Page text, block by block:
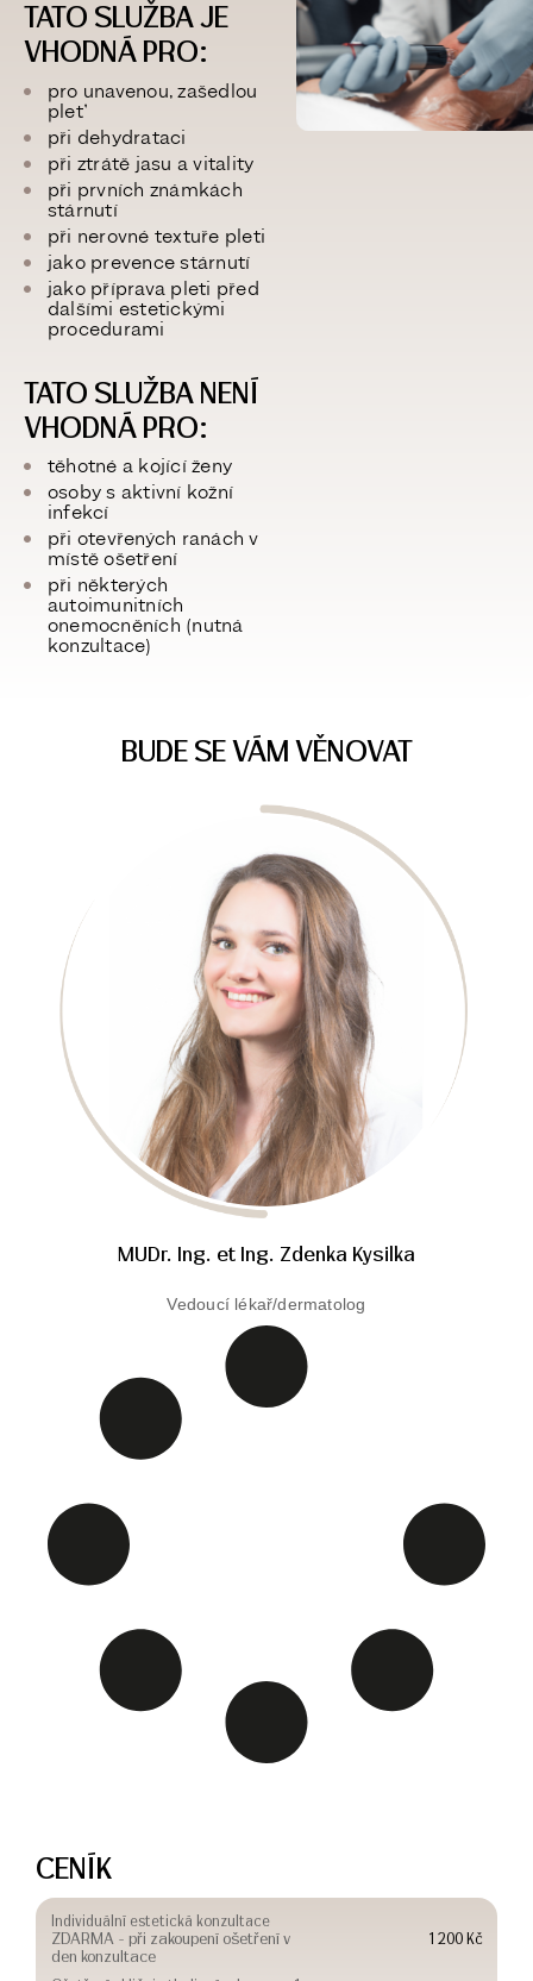
TATO SLUŽBA JE
VHODNÁ PRO:
pro unavenou, zašedlou
pleť
při dehydrataci
při ztrátě jasu a vitality
při prvních známkách
stárnutí
při nerovné textuře pleti
jako prevence stárnutí
jako příprava pleti před
dalšími estetickými
procedurami
TATO SLUŽBA NENÍ
VHODNÁ PRO:
těhotné a kojící ženy
osoby s aktivní kožní
infekcí
při otevřených ranách v
místě ošetření
při některých
autoimunitních
onemocněních (nutná
konzultace)
BUDE SE VÁM VĚNOVAT
MUDr. Ing. et Ing. Zdenka Kysilka
Vedoucí lékař/dermatolog
CENÍK
Individuální estetická konzultace
ZDARMA - při zakoupení ošetření v
den konzultace
1 200 Kč